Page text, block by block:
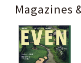
Magazines